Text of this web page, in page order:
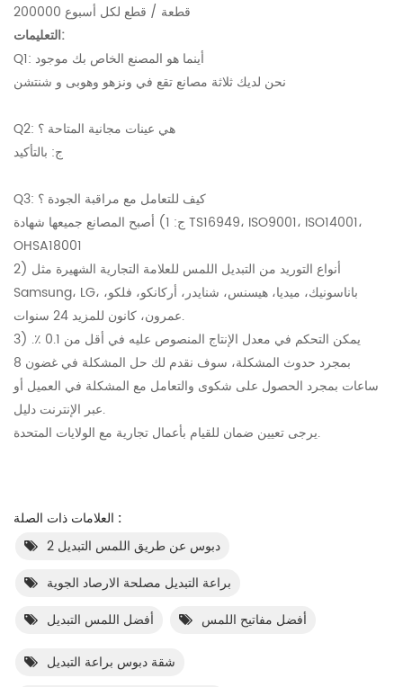
200000 قطعة / قطع لكل أسبوع
التعليمات:
Q1: أينما هو المصنع الخاص بك موجود
نحن لديك ثلاثة مصانع تقع في ونزهو وهوبى و شنتشن
Q2: هي عينات مجانية المتاحة ؟
ج: بالتأكيد
Q3: كيف للتعامل مع مراقبة الجودة ؟
ج: 1) أصبح المصانع جميعها شهادة TS16949، ISO9001، ISO14001،
OHSA18001
2) أنواع التوريد من التبديل اللمس للعلامة التجارية الشهيرة مثل
Samsung، LG، باناسونيك، ميديا، هيسنس، شنايدر، أركانكو، فلكو،
عمرون، كانون للمزيد 24 سنوات.
3) يمكن التحكم في معدل الإنتاج المنصوص عليه في أقل من 0.1 ٪.
بمجرد حدوث المشكلة، سوف نقدم لك حل المشكلة في غضون 8
ساعات بمجرد الحصول على شكوى والتعامل مع المشكلة في العميل أو
عبر الإنترنت دليل.
يرجى تعيين ضمان للقيام بأعمال تجارية مع الولايات المتحدة.
العلامات ذات الصلة :
2 دبوس عن طريق اللمس التبديل
براعة التبديل مصلحة الارصاد الجوية
أفضل اللمس التبديل
أفضل مفاتيح اللمس
شقة دبوس براعة التبديل